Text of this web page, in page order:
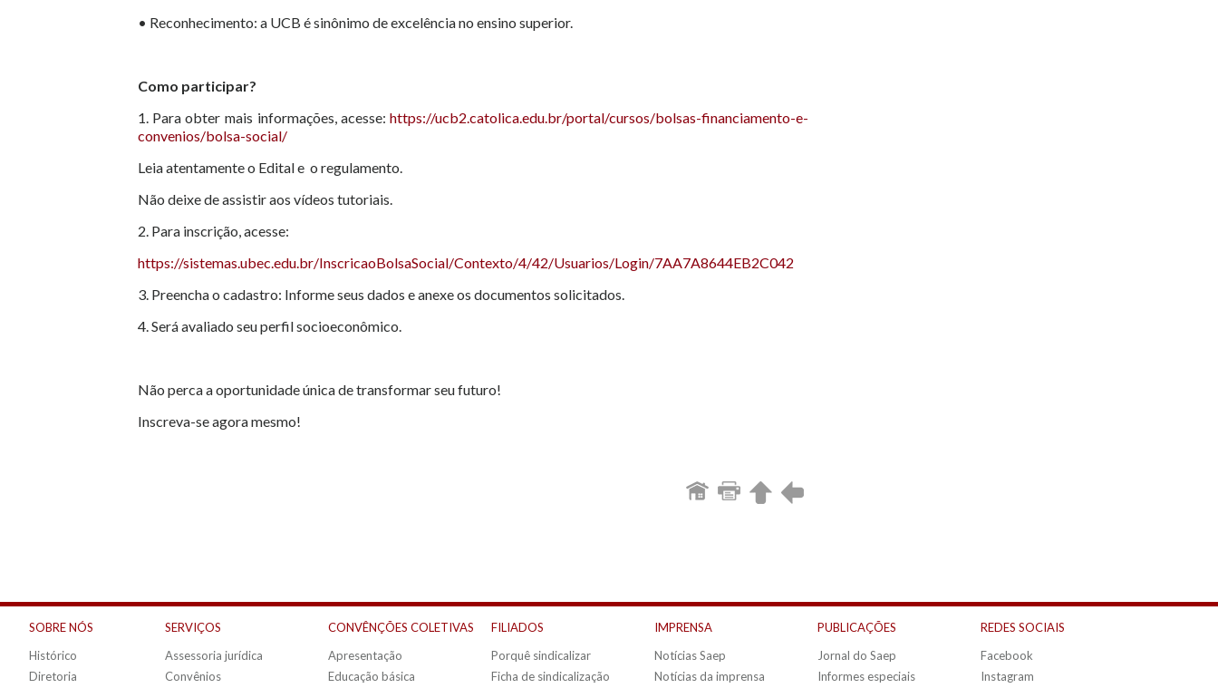
• Reconhecimento: a UCB é sinônimo de excelência no ensino superior.
Como participar?
1. Para obter mais informações, acesse: https://ucb2.catolica.edu.br/portal/cursos/bolsas-financiamento-e-
convenios/bolsa-social/
Leia atentamente o Edital e o regulamento.
Não deixe de assistir aos vídeos tutoriais.
2. Para inscrição, acesse:
https://sistemas.ubec.edu.br/InscricaoBolsaSocial/Contexto/4/42/Usuarios/Login/7AA7A8644EB2C042
3. Preencha o cadastro: Informe seus dados e anexe os documentos solicitados.
4. Será avaliado seu perfil socioeconômico.
Não perca a oportunidade única de transformar seu futuro!
Inscreva-se agora mesmo!
SOBRE NÓS
Histórico
Diretoria
SERVIÇOS
Assessoria jurídica
Convênios
CONVÊNÇÕES COLETIVAS
Apresentação
Educação básica
FILIADOS
Porquê sindicalizar
Ficha de sindicalização
IMPRENSA
Notícias Saep
Notícias da imprensa
PUBLICAÇÕES
Jornal do Saep
Informes especiais
REDES SOCIAIS
Facebook
Instagram